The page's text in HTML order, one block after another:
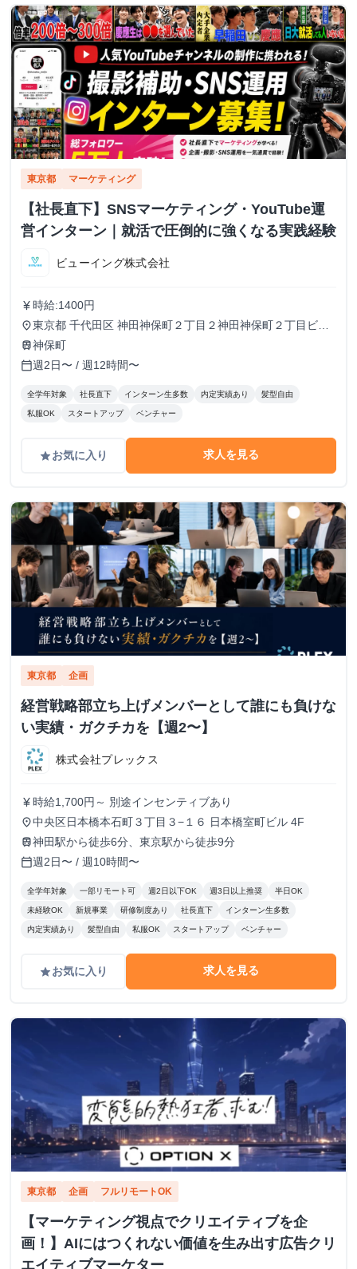
東京都 マーケティング
【社長直下】SNSマーケティング・YouTube運
営インターン｜就活で圧倒的に強くなる実践経験
ビューイング株式会社
currency_yen 時給:1400円
place東京都 千代田区 神田神保町２丁目２神田神保町２丁目ビル
５０２号室
train神保町
calendar_today週2日〜 / 週12時間〜
全学年対象 社長直下 インターン生多数 内定実績あり 髪型自由
私服OK スタートアップ ベンチャー
gradeお気に入り 求人を見る
東京都 企画
経営戦略部立ち上げメンバーとして誰にも負けな
い実績・ガクチカを【週2〜】
株式会社プレックス
currency_yen 時給1,700円～ 別途インセンティブあり
place中央区日本橋本石町３丁目３−１６ 日本橋室町ビル 4F
train神田駅から徒歩6分、東京駅から徒歩9分
calendar_today週2日〜 / 週10時間〜
全学年対象 一部リモート可 週2日以下OK 週3日以上推奨 半日OK
未経験OK 新規事業 研修制度あり 社長直下 インターン生多数
内定実績あり 髪型自由 私服OK スタートアップ ベンチャー
gradeお気に入り 求人を見る
東京都 企画 フルリモートOK
【マーケティング視点でクリエイティブを企
画！】AIにはつくれない価値を生み出す広告クリ
エイティブマーケター